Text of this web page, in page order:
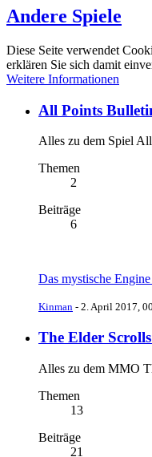
Andere Spiele
Diese Seite verwendet
erklären Sie sich damit
Weitere Informationen
All Points
Alles zu dem Spiel
Themen
2
Beiträge
6
Das mystische
Kinman - 2. April 2017,
The Elder
Alles zu dem MMO
Themen
13
Beiträge
21